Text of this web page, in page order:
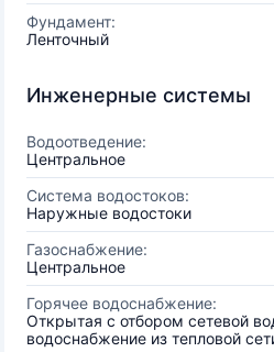
Фундамент:
Ленточный
Инженерные системы
Водоотведение:
Центральное
Система водостоков:
Наружные водостоки
Газоснабжение:
Центральное
Горячее водоснабжение:
Открытая с отбором сетевой
водоснабжение из тепловой